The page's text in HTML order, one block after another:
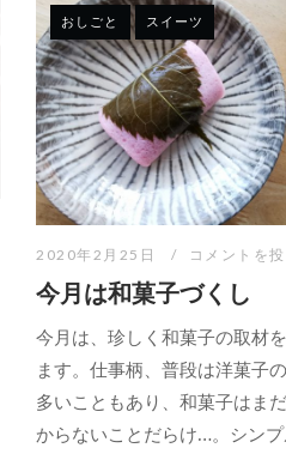
おしごと スイーツ
2020年2月25日 コメントを
今月は和菓子づくし
今月は、珍しく和菓子の取材
ます。仕事柄、普段は洋菓子
多いこともあり、和菓子はま
からないことだらけ…。シン